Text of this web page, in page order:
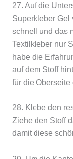
27. Auf die
Superkleber Gel
schnell und das
Textilkleber nur
habe die
auf dem Stoff
für die Oberseite
28. Klebe den
Ziehe den Stoff
damit diese